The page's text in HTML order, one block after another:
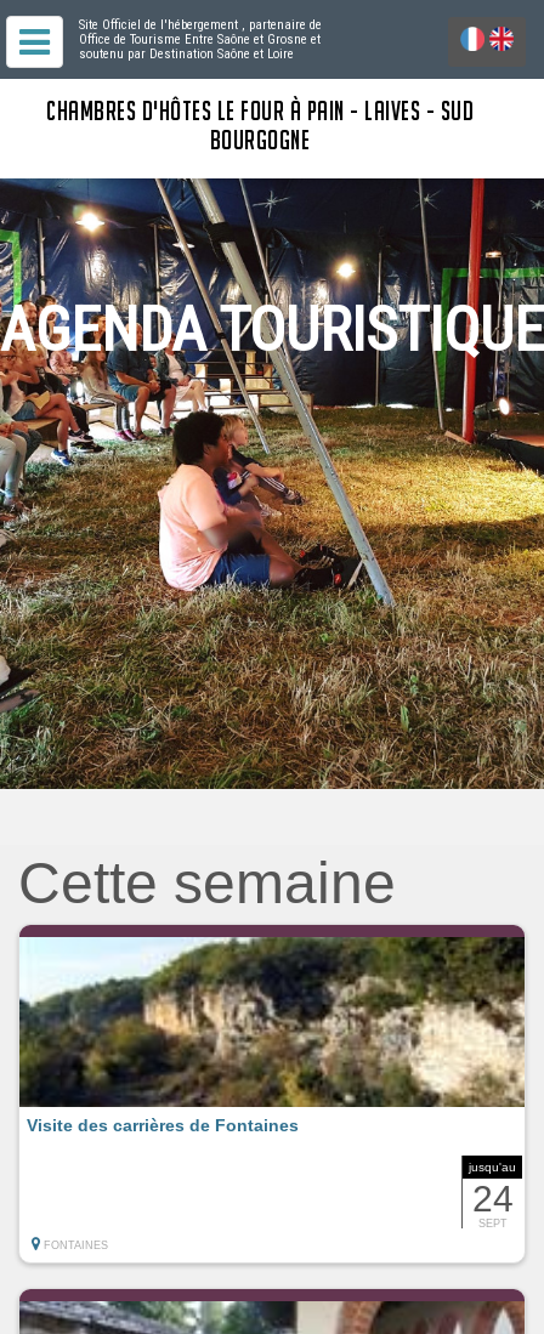
Site Officiel de l'hébergement , partenaire de
Office de Tourisme Entre Saône et Grosne et
soutenu par Destination Saône et Loire
CHAMBRES D'HÔTES LE FOUR À PAIN - LAIVES - SUD
BOURGOGNE
AGENDA TOURISTIQUE
Cette semaine
jusqu'au
24
SEPT
Visite des carrières de Fontaines
FONTAINES